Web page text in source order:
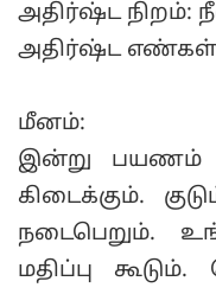
அதிர்ஷ்ட நிறம்:
அதிர்ஷ்ட எண்கள்:
மீனம்:
இன்று பயணம்
கிடைக்கும்.
நடைபெறும்.
மதிப்பு